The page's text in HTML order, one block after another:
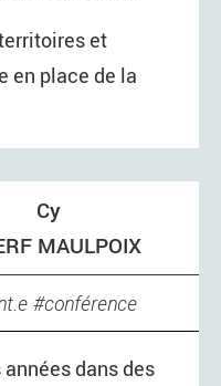
et
en place de la
Cy
MAULPOIX
conférence
dans des